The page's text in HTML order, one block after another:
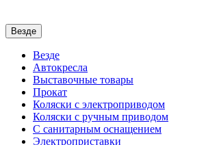
Везде
Везде
Автокресла
Выставочные товары
Прокат
Коляски с электроприводом
Коляски с ручным приводом
С санитарным оснащением
Электроприставки